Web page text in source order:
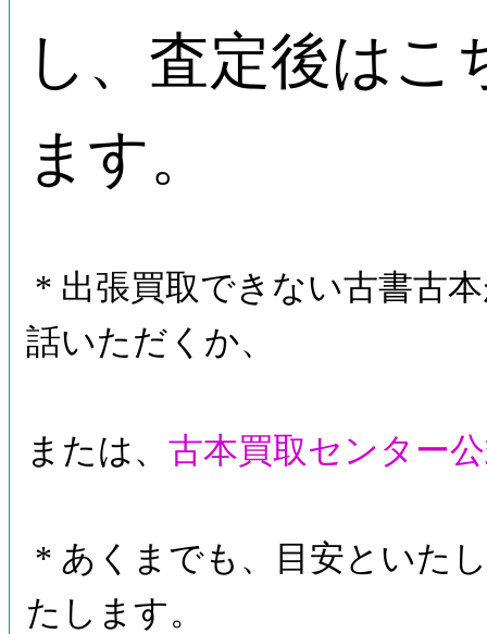
し、査定後は
ます。
* 出張買取できない古書古
話いただくか、
または、 古本買取センター
* あくまでも、目安といた
たします。